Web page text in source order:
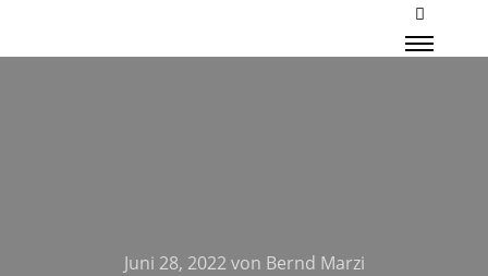
Mehr
Juni 28, 2022von Bernd Marzi